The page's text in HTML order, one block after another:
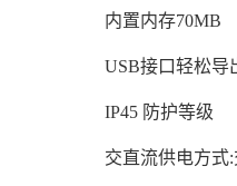
内置内存70MB
USB接口轻松导
IP45 防护等级
交直流供电方式